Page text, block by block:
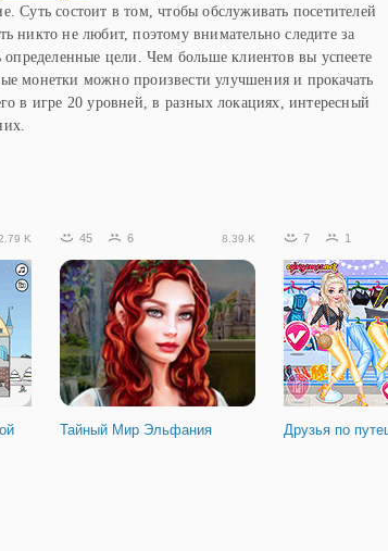
Суть состоит в том, чтобы обслуживать посетителей
никто не любит, поэтому внимательно следите за
цели. Чем больше клиентов вы успеете
монетки можно произвести улучшения и прокачать
в игре 20 уровней, в разных локациях, интересный
K 45 6 8.39 K
Тайный Мир Эльфания
7 1
Друзья по